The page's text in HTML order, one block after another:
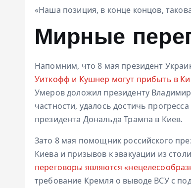
«Наша позиция, в конце концов,
Мирные
Напомним, что 8 мая президент
Уиткофф и Кушнер могут прибыть в
Умеров доложил президенту
частности, удалось достичь
президента Дональда Трампа в Киев.
Зато 8 мая помощник российского
Киева и призывов к эвакуации из
переговоры являются
требование Кремля о выводе ВСУ с